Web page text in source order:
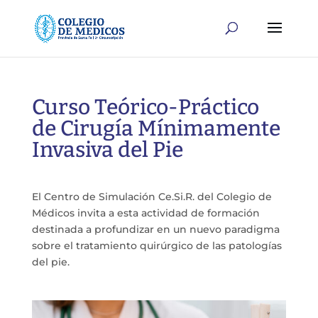
Curso Teórico-Práctico
de Cirugía Mínimamente
Invasiva del Pie
El Centro de Simulación Ce.Si.R. del Colegio de
Médicos invita a esta actividad de formación
destinada a profundizar en un nuevo paradigma
sobre el tratamiento quirúrgico de las patologías
del pie.